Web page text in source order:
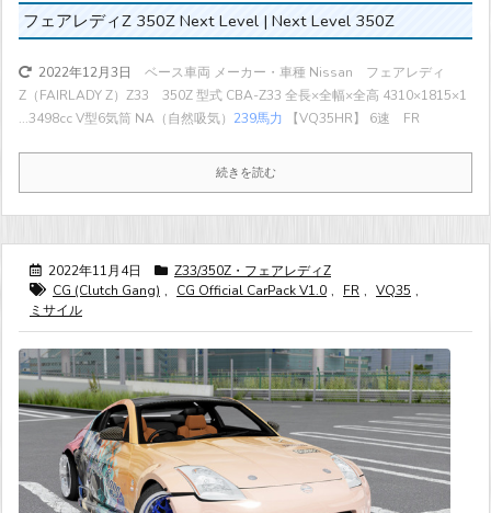
フェアレディZ 350Z Next Level | Next Level 350Z
2022年12月3日
ベース車両 メーカー・車種 Nissan フェアレディ
Z（FAIRLADY Z）Z33 350Z 型式 CBA-Z33 全長×全幅×全高 4310×1815×1
...3498cc V型6気筒 NA（自然吸気） 239馬力 【VQ35HR】 6速 FR
続きを読む
2022年11月4日
Z33/350Z・フェアレディZ
CG (Clutch Gang) , CG Official CarPack V1.0 , FR , VQ35 ,
ミサイル